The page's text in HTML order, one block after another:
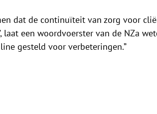
dat de continuïteit van zorg voor
een woordvoerster van de NZa
gesteld voor verbeteringen.”